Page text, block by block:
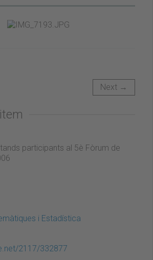
Next →
participants al 5è Fòrum de
i Estadística
2117/332877